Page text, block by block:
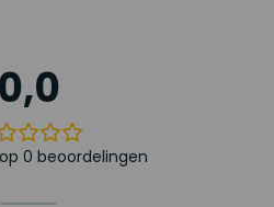
0,0
0 beoordelingen